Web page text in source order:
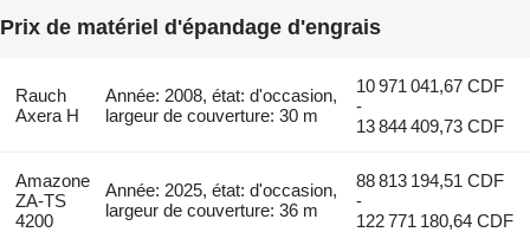
Prix de matériel d'épandage d'engrais
Rauch
Axera H
Année: 2008, état: d'occasion,
largeur de couverture: 30 m
10 971 041,67 CDF
-
13 844 409,73 CDF
Amazone
ZA-TS
4200
Année: 2025, état: d'occasion,
largeur de couverture: 36 m
88 813 194,51 CDF
-
122 771 180,64 CDF